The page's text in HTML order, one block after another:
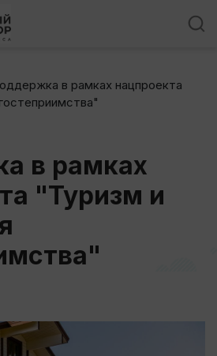
в рамках нацпроекта
в рамках
"Туризм и